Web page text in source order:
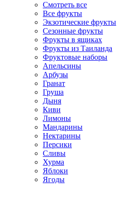
Смотреть все
Все фрукты
Экзотические фрукты
Сезонные фрукты
Фрукты в ящиках
Фрукты из Таиланда
Фруктовые наборы
Апельсины
Арбузы
Гранат
Груша
Дыня
Киви
Лимоны
Мандарины
Нектарины
Персики
Сливы
Хурма
Яблоки
Ягоды